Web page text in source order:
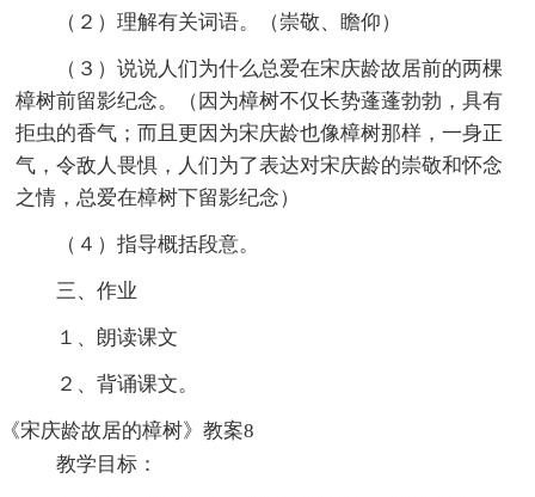
（２）理解有关词语。（崇敬、瞻仰）
（３）说说人们为什么总爱在宋庆龄故居前的两棵
樟树前留影纪念。（因为樟树不仅长势蓬蓬勃勃，具有
拒虫的香气；而且更因为宋庆龄也像樟树那样，一身正
气，令敌人畏惧，人们为了表达对宋庆龄的崇敬和怀念
之情，总爱在樟树下留影纪念）
（４）指导概括段意。
三、作业
１、朗读课文
２、背诵课文。
《宋庆龄故居的樟树》教案8
教学目标：